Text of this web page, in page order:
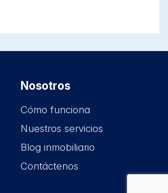
Nosotros
Cómo funciona
Nuestros servicios
Blog inmobiliario
Contáctenos